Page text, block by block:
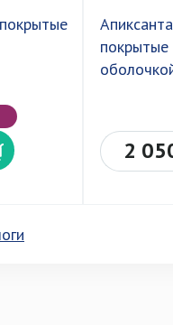
покрытые
2